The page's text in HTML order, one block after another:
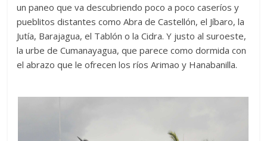
un paneo que va descubriendo poco a poco caseríos y
pueblitos distantes como Abra de Castellón, el Jíbaro, la
Jutía, Barajagua, el Tablón o la Cidra. Y justo al suroeste,
la urbe de Cumanayagua, que parece como dormida con
el abrazo que le ofrecen los ríos Arimao y Hanabanilla.